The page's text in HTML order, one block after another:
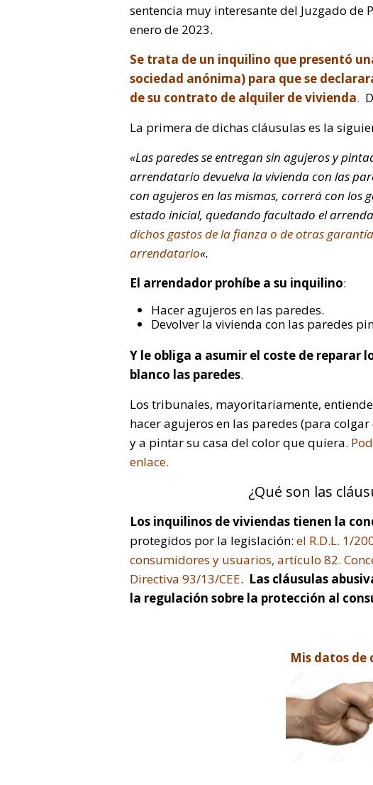
sentencia muy interesante del Juzgado de
enero de 2023.
Se trata de un inquilino que presentó
sociedad anónima) para que se
de su contrato de alquiler de vivienda.
La primera de dichas cláusulas es la
«Las paredes se entregan sin agujeros y
arrendatario devuelva la vivienda con las
con agujeros en las mismas, correrá con los
estado inicial, quedando facultado el
dichos gastos de la fianza o de otras
arrendatario«.
El arrendador prohíbe a su inquilino:
Hacer agujeros en las paredes.
Devolver la vivienda con las paredes
Y le obliga a asumir el coste de reparar
blanco las paredes.
Los tribunales, mayoritariamente,
hacer agujeros en las paredes (para
y a pintar su casa del color que quiera.
enlace.
¿Qué son las
Los inquilinos de viviendas tienen la
protegidos por la legislación: el R.D.L. 1/
consumidores y usuarios, artículo 82.
Directiva 93/13/CEE. Las cláusulas
la regulación sobre la protección al
Mis datos de